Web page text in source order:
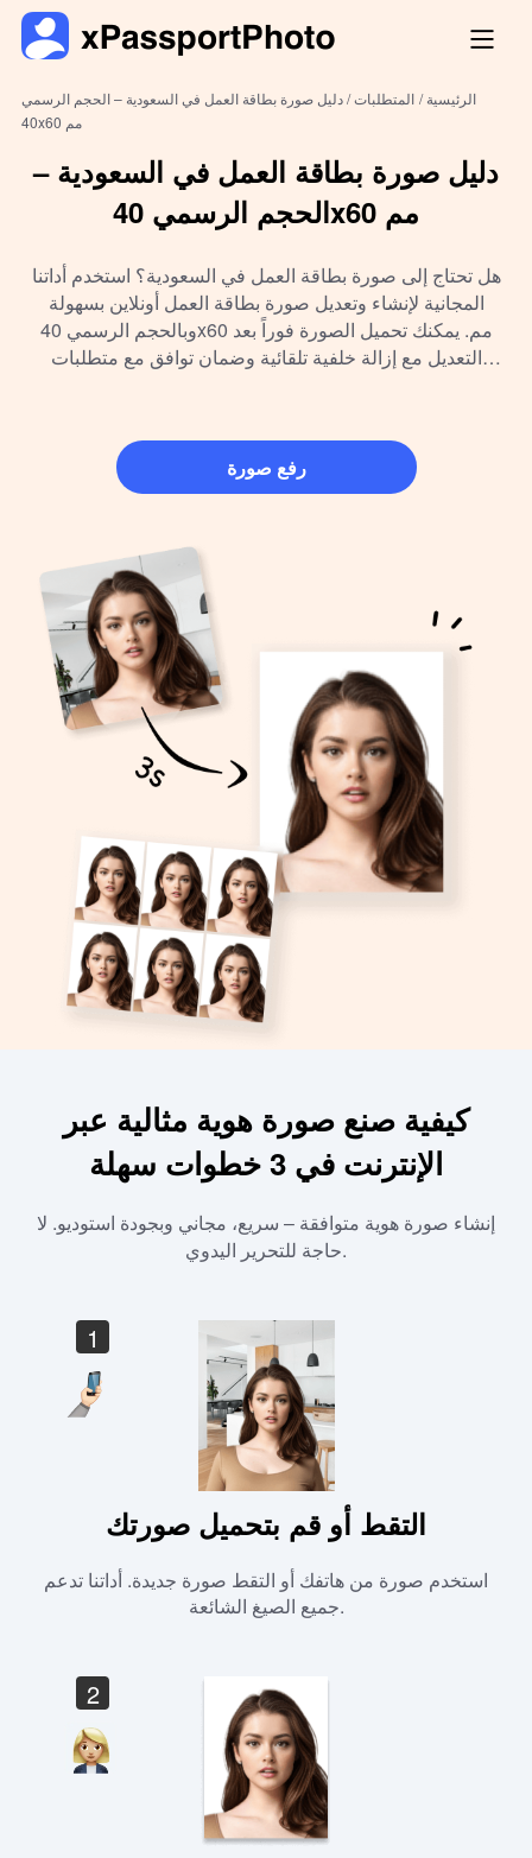
الرئيسية / المتطلبات /دليل صورة بطاقة العمل في السعودية – الحجم الرسمي
40x60 مم
دليل صورة بطاقة العمل في السعودية –
الحجم الرسمي 40x60 مم
هل تحتاج إلى صورة بطاقة العمل في السعودية؟ استخدم أداتنا
المجانية لإنشاء وتعديل صورة بطاقة العمل أونلاين بسهولة
وبالحجم الرسمي 40x60 مم. يمكنك تحميل الصورة فوراً بعد
التعديل مع إزالة خلفية تلقائية وضمان توافق مع متطلبات
رفع صورة
كيفية صنع صورة هوية مثالية عبر
الإنترنت في 3 خطوات سهلة
إنشاء صورة هوية متوافقة – سريع، مجاني وبجودة استوديو. لا
حاجة للتحرير اليدوي.
1
التقط أو قم بتحميل صورتك
استخدم صورة من هاتفك أو التقط صورة جديدة. أداتنا تدعم
جميع الصيغ الشائعة.
2